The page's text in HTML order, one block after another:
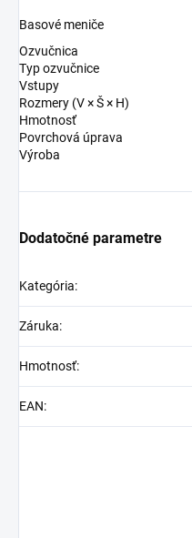
Basové meniče
Ozvučnica
Typ ozvučnice
Vstupy
Rozmery (V × Š × H)
Hmotnosť
Povrchová úprava
Výroba
Dodatočné parametre
Kategória:
Záruka:
Hmotnosť:
EAN: